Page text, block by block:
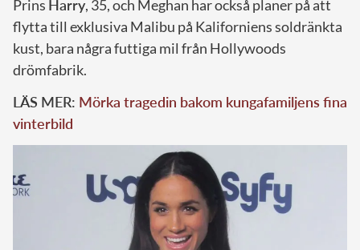
Prins Harry, 35, och Meghan har också planer på att
flytta till exklusiva Malibu på Kaliforniens soldränkta
kust, bara några futtiga mil från Hollywoods
drömfabrik.
LÄS MER: Mörka tragedin bakom kungafamiljens fina
vinterbild